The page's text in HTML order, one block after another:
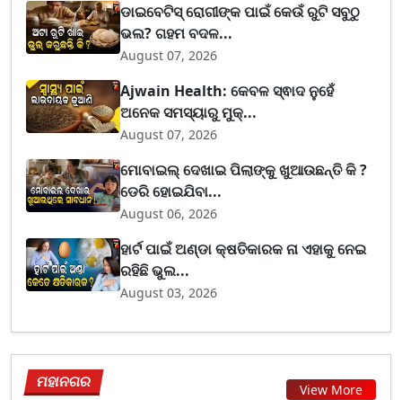
ଡାଇବେଟିସ୍ ରୋଗୀଙ୍କ ପାଇଁ କେଉଁ ରୁଟି ସବୁଠୁ
ଭଲ? ଗହମ ବଦଳ...
August 07, 2026
Ajwain Health: କେବଳ ସ୍ଵାଦ ନୁହେଁ
ଅନେକ ସମସ୍ୟାରୁ ମୁକ୍...
August 07, 2026
ମୋବାଇଲ୍ ଦେଖାଇ ପିଲାଙ୍କୁ ଖୁଆଉଛନ୍ତି କି ?
ଡେରି ହୋଇଯିବା...
August 06, 2026
ହାର୍ଟ ପାଇଁ ଅଣ୍ଡା କ୍ଷତିକାରକ ନା ଏହାକୁ ନେଇ
ରହିଛି ଭୁଲ...
August 03, 2026
ମହାନଗର View More